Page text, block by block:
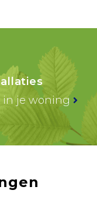
in je woning